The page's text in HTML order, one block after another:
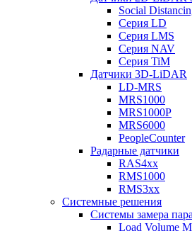
Social
Серия LD
Серия LMS
Серия NAV
Серия TiM
Датчики 3D-LiDAR
LD-MRS
MRS1000
MRS1000P
MRS6000
PeopleCounter
Радарные датчики
RAS4xx
RMS1000
RMS3xx
Системные решения
Системы замера
Load Volume